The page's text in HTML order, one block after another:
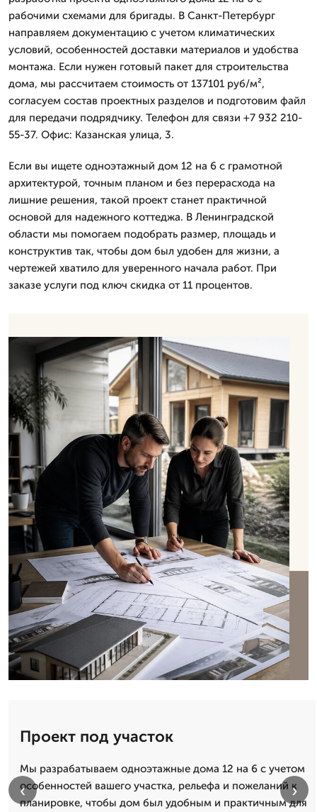
рабочими схемами для бригады. В Санкт-Петербург
направляем документацию с учетом климатических
условий, особенностей доставки материалов и удобства
монтажа. Если нужен готовый пакет для строительства
дома, мы рассчитаем стоимость от 137101 руб/м²,
согласуем состав проектных разделов и подготовим файл
для передачи подрядчику. Телефон для связи +7 932 210-
55-37. Офис: Казанская улица, 3.
Если вы ищете одноэтажный дом 12 на 6 с грамотной
архитектурой, точным планом и без перерасхода на
лишние решения, такой проект станет практичной
основой для надежного коттеджа. В Ленинградской
области мы помогаем подобрать размер, площадь и
конструктив так, чтобы дом был удобен для жизни, а
чертежей хватило для уверенного начала работ. При
заказе услуги под ключ скидка от 11 процентов.
Проект под участок
Мы разрабатываем одноэтажные дома 12 на 6 с учетом
особенностей вашего участка, рельефа и пожеланий к
планировке, чтобы дом был удобным и практичным для
‹ ›